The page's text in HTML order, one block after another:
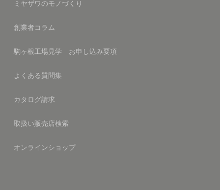
ミヤザワのモノづくり
創業者コラム
駒ヶ根工場見学 お申し込み要項
よくある質問集
カタログ請求
取扱い販売店検索
オンラインショップ